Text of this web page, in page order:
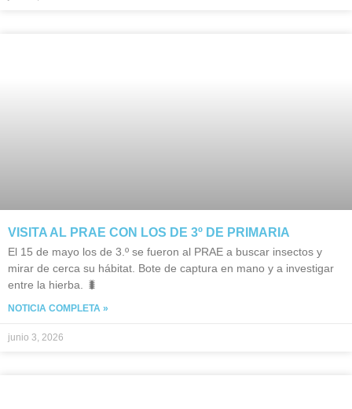
VISITA AL PRAE CON LOS DE 3º DE PRIMARIA
El 15 de mayo los de 3.º se fueron al PRAE a buscar insectos y
mirar de cerca su hábitat. Bote de captura en mano y a investigar
entre la hierba. 🐛
NOTICIA COMPLETA »
junio 3, 2026